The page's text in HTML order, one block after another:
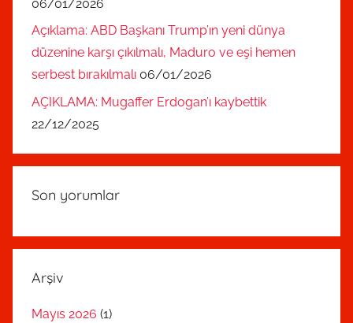
06/01/2026
Açıklama: ABD Başkanı Trump’ın yeni dünya
düzenine karşı çıkılmalı, Maduro ve eşi hemen
serbest bırakılmalı 06/01/2026
AÇIKLAMA: Mugaffer Erdogan’ı kaybettik
22/12/2025
Son yorumlar
Arşiv
Mayıs 2026 (1)